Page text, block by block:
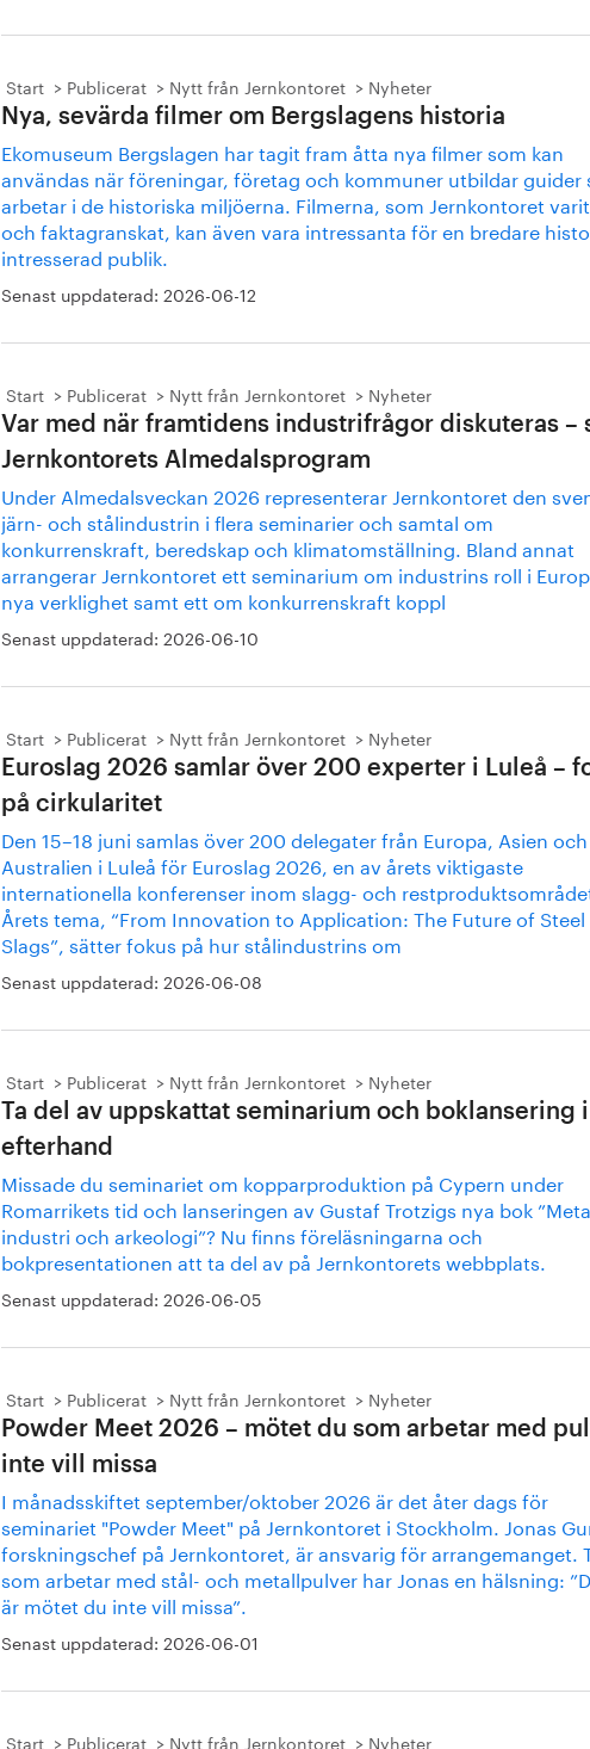
Start Publicerat Nytt från Jernkontoret Nyheter
Nya, sevärda filmer om Bergslagens historia
Ekomuseum Bergslagen har tagit fram åtta nya filmer som kan
användas när föreningar, företag och kommuner utbildar guider
arbetar i de historiska miljöerna. Filmerna, som Jernkontoret
och faktagranskat, kan även vara intressanta för en bredare
intresserad publik.
Senast uppdaterad: 2026-06-12
Start Publicerat Nytt från Jernkontoret Nyheter
Var med när framtidens industrifrågor diskuteras –
Jernkontorets Almedalsprogram
Under Almedalsveckan 2026 representerar Jernkontoret den
järn- och stålindustrin i flera seminarier och samtal om
konkurrenskraft, beredskap och klimatomställning. Bland annat
arrangerar Jernkontoret ett seminarium om industrins roll i
nya verklighet samt ett om konkurrenskraft koppl
Senast uppdaterad: 2026-06-10
Start Publicerat Nytt från Jernkontoret Nyheter
Euroslag 2026 samlar över 200 experter i Luleå –
på cirkularitet
Den 15–18 juni samlas över 200 delegater från Europa, Asien och
Australien i Luleå för Euroslag 2026, en av årets viktigaste
internationella konferenser inom slagg- och
Årets tema, “From Innovation to Application: The Future of Steel
Slags”, sätter fokus på hur stålindustrins om
Senast uppdaterad: 2026-06-08
Start Publicerat Nytt från Jernkontoret Nyheter
Ta del av uppskattat seminarium och boklansering i
efterhand
Missade du seminariet om kopparproduktion på Cypern under
Romarrikets tid och lanseringen av Gustaf Trotzigs nya bok
industri och arkeologi”? Nu finns föreläsningarna och
bokpresentationen att ta del av på Jernkontorets webbplats.
Senast uppdaterad: 2026-06-05
Start Publicerat Nytt från Jernkontoret Nyheter
Powder Meet 2026 – mötet du som arbetar med
inte vill missa
I månadsskiftet september/oktober 2026 är det åter dags för
seminariet "Powder Meet" på Jernkontoret i Stockholm. Jonas
forskningschef på Jernkontoret, är ansvarig för arrangemanget.
som arbetar med stål- och metallpulver har Jonas en hälsning:
är mötet du inte vill missa”.
Senast uppdaterad: 2026-06-01
Start Publicerat Nytt från Jernkontoret Nyheter